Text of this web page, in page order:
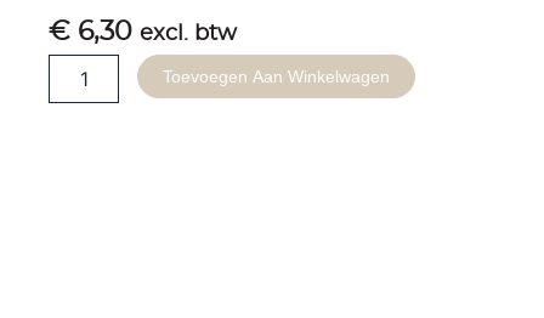
€ 6,30 excl. btw
Caramel
Toevoegen Aan Winkelwagen